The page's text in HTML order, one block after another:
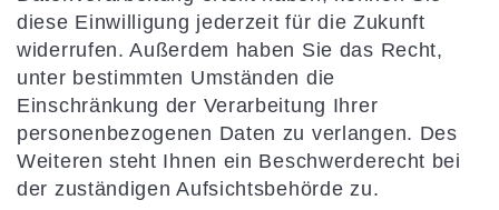
diese Einwilligung jederzeit für die Zukunft
widerrufen. Außerdem haben Sie das Recht,
unter bestimmten Umständen die
Einschränkung der Verarbeitung Ihrer
personenbezogenen Daten zu verlangen. Des
Weiteren steht Ihnen ein Beschwerderecht bei
der zuständigen Aufsichtsbehörde zu.